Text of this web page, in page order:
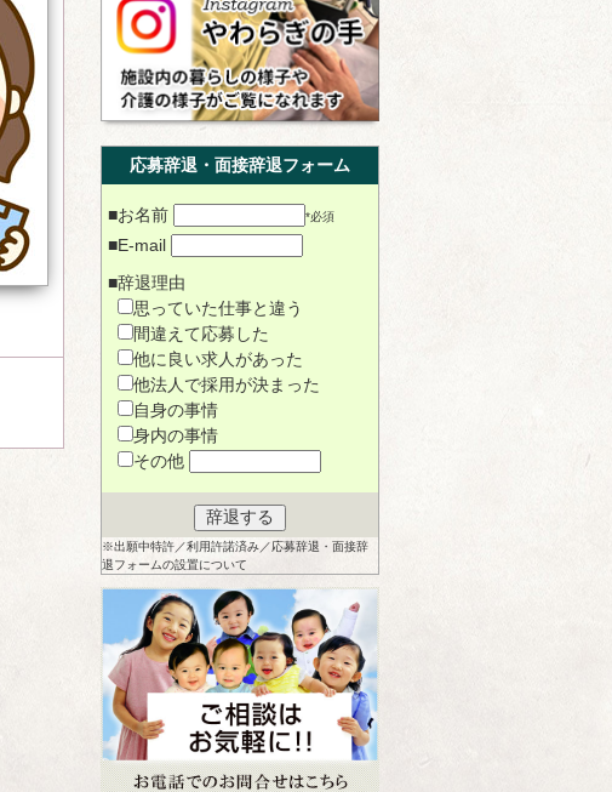
応募辞退・面接辞退フォーム
■お名前 *必須
■E-mail
■辞退理由
思っていた仕事と違う
間違えて応募した
他に良い求人があった
他法人で採用が決まった
自身の事情
身内の事情
その他
※出願中特許／利用許諾済み／応募辞退・面接辞
退フォームの設置について